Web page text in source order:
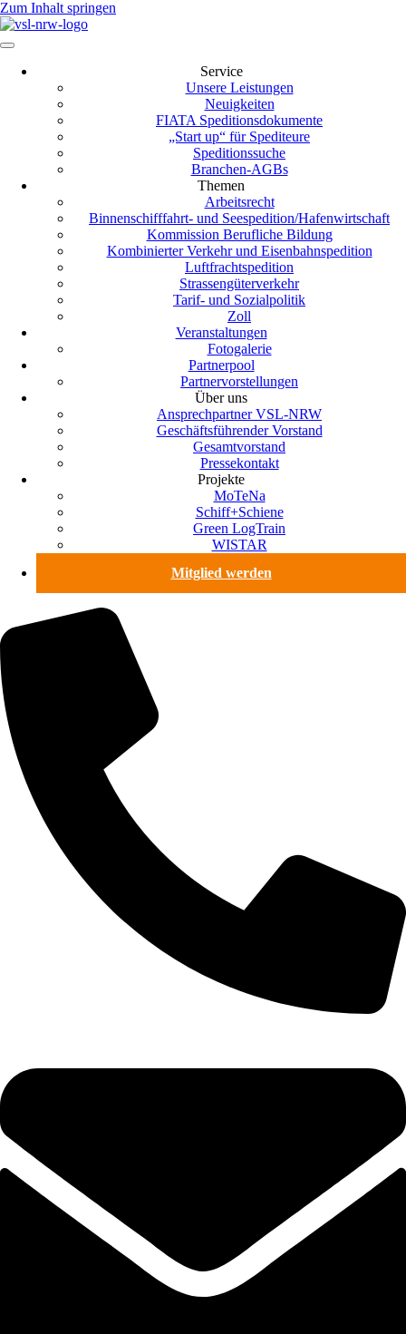
Zum Inhalt springen
Service
Unsere Leistungen
Neuigkeiten
FIATA Speditionsdokumente
„Start up“ für Spediteure
Speditionssuche
Branchen-AGBs
Themen
Arbeitsrecht
Binnenschifffahrt- und Seespedition/Hafenwirtschaft
Kommission Berufliche Bildung
Kombinierter Verkehr und Eisenbahnspedition
Luftfrachtspedition
Strassengüterverkehr
Tarif- und Sozialpolitik
Zoll
Veranstaltungen
Fotogalerie
Partnerpool
Partnervorstellungen
Über uns
Ansprechpartner VSL-NRW
Geschäftsführender Vorstand
Gesamtvorstand
Pressekontakt
Projekte
MoTeNa
Schiff+Schiene
Green LogTrain
WISTAR
Mitglied werden